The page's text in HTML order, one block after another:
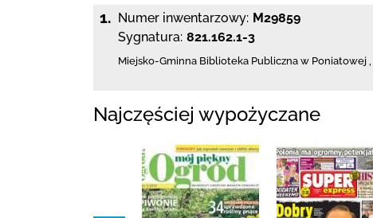
1. Numer inwentarzowy: M29859
Sygnatura: 821.162.1-3
Miejsko-Gminna Biblioteka Publiczna w Poniatowej ,
Najczęściej wypożyczane